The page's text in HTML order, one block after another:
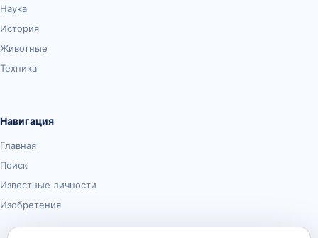
Наука
История
Животные
Техника
Навигация
Главная
Поиск
Известные личности
Изобретения